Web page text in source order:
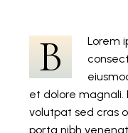
B
Lorem
et dolore magnali.
volutpat sed cras
porta nibh